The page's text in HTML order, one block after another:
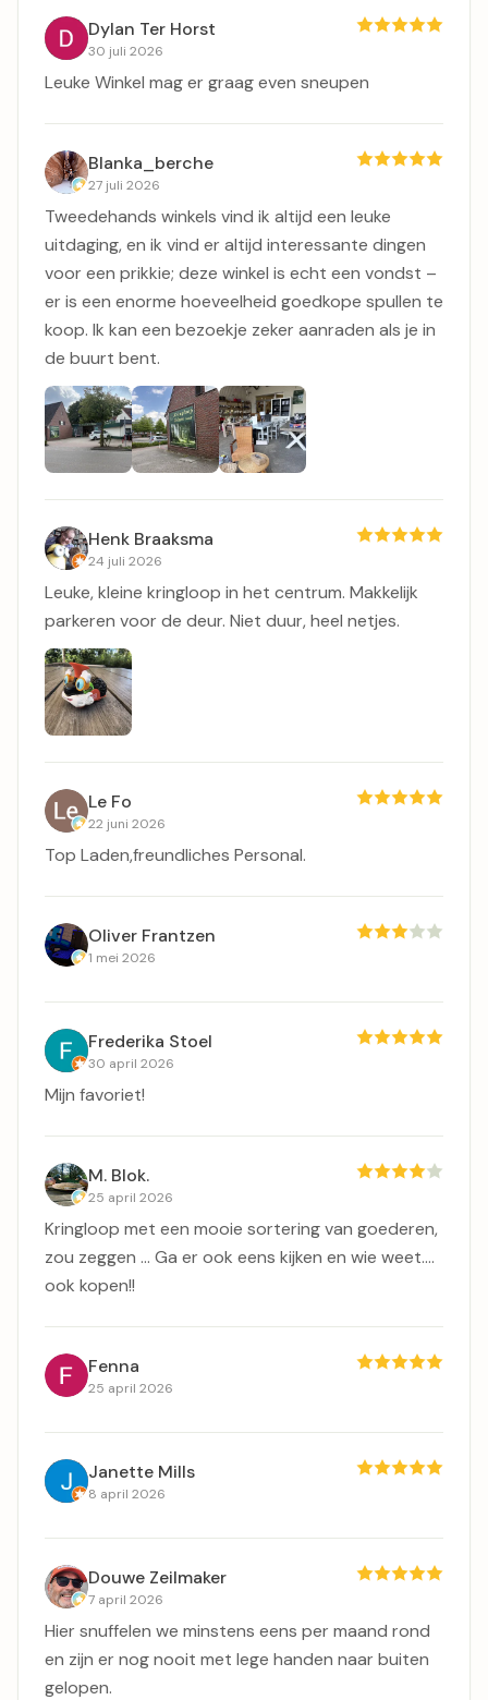
Dylan Ter Horst
30 juli 2026
Leuke Winkel mag er graag even sneupen
Blanka_berche
27 juli 2026
Tweedehands winkels vind ik altijd een leuke
uitdaging, en ik vind er altijd interessante dingen
voor een prikkie; deze winkel is echt een vondst –
er is een enorme hoeveelheid goedkope spullen te
koop. Ik kan een bezoekje zeker aanraden als je in
de buurt bent.
Henk Braaksma
24 juli 2026
Leuke, kleine kringloop in het centrum. Makkelijk
parkeren voor de deur. Niet duur, heel netjes.
Le Fo
22 juni 2026
Top Laden,freundliches Personal.
Oliver Frantzen
1 mei 2026
Frederika Stoel
30 april 2026
Mijn favoriet!
M. Blok.
25 april 2026
Kringloop met een mooie sortering van goederen,
zou zeggen ... Ga er ook eens kijken en wie weet....
ook kopen!!
Fenna
25 april 2026
Janette Mills
8 april 2026
Douwe Zeilmaker
7 april 2026
Hier snuffelen we minstens eens per maand rond
en zijn er nog nooit met lege handen naar buiten
gelopen.